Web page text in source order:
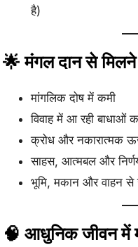
है)
🌟 मंगल दान से
मांगलिक दोष में कमी
विवाह में आ रही बाधाओं
क्रोध और नकारात्मक
साहस, आत्मबल और निर्णय
भूमि, मकान और वाहन
🧠 आधुनिक जीवन में